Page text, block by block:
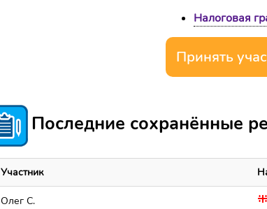
Налоговая
Принять
Последние сохранённые
Участник
Олег С.